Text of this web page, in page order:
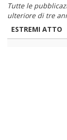
Tutte le
ulteriore di tre
ESTREMI ATTO